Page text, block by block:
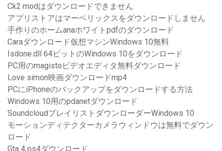
Ck2 modはダウンロードできません
アプリストアはマーベリックスをダウンロードしません
手作りのホームanaホワイトpdfのダウンロード
Caraダウンロード仮想マシンWindows 10無料
Isdone.dll 64ビットのWindows 10をダウンロード
PC用のmagistoビデオエディタ無料ダウンロード
Love simon映画ダウンロードmp4
PCにiPhoneのバックアップをダウンロードする方法
Windows 10用のpdanetダウンロード
SoundcloudプレイリストダウンローダーWindows 10
モーションディテクターカメラウィンドウは無料でダウン
ロード
Gta 4 ps4ダウンロード